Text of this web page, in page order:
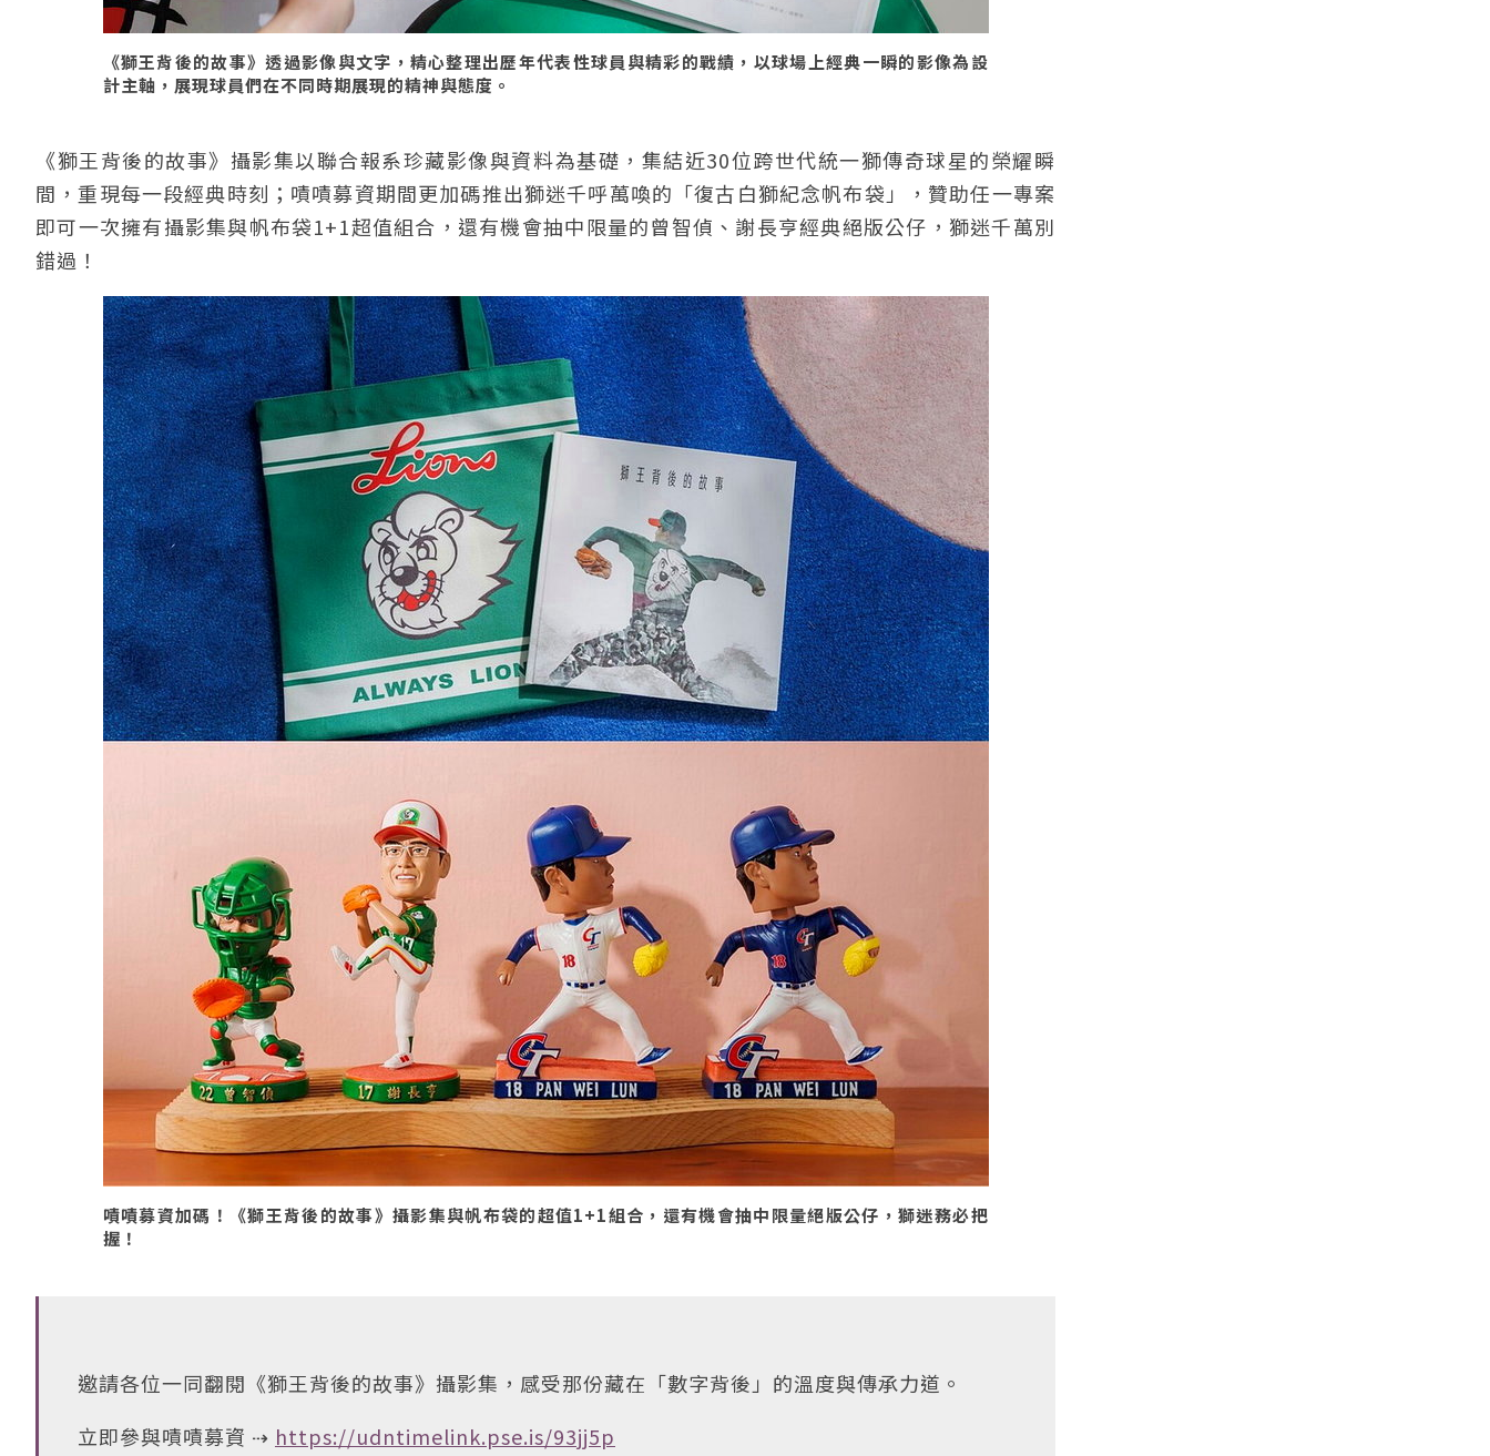
《獅王背後的故事》透過影像與文字，精心整理出歷年代表性球員與精彩的戰績，以球場上經典一瞬的影像為設
計主軸，展現球員們在不同時期展現的精神與態度。
《獅王背後的故事》攝影集以聯合報系珍藏影像與資料為基礎，集結近30位跨世代統一獅傳奇球星的榮耀瞬
間，重現每一段經典時刻；嘖嘖募資期間更加碼推出獅迷千呼萬喚的「復古白獅紀念帆布袋」，贊助任一專案
即可一次擁有攝影集與帆布袋1+1超值組合，還有機會抽中限量的曾智偵、謝長亨經典絕版公仔，獅迷千萬別
錯過！
嘖嘖募資加碼！《獅王背後的故事》攝影集與帆布袋的超值1+1組合，還有機會抽中限量絕版公仔，獅迷務必把
握！
邀請各位一同翻閱《獅王背後的故事》攝影集，感受那份藏在「數字背後」的溫度與傳承力道。
立即參與嘖嘖募資 ⇢ https://udntimelink.pse.is/93jj5p